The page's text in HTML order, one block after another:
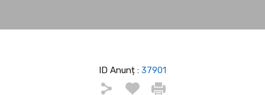
ID Anunț : 37901